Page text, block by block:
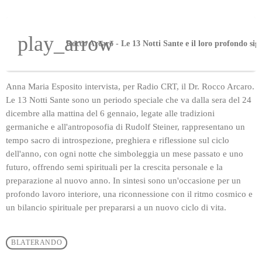
play_arrow
Anna Maria Esposito intervista, per Radio CRT, il Dr. Rocco Arcaro.
Le 13 Notti Sante sono un periodo speciale che va dalla sera del 24
dicembre alla mattina del 6 gennaio, legate alle tradizioni
germaniche e all'antroposofia di Rudolf Steiner, rappresentano un
tempo sacro di introspezione, preghiera e riflessione sul ciclo
dell'anno, con ogni notte che simboleggia un mese passato e uno
futuro, offrendo semi spirituali per la crescita personale e la
preparazione al nuovo anno. In sintesi sono un'occasione per un
profondo lavoro interiore, una riconnessione con il ritmo cosmico e
un bilancio spirituale per prepararsi a un nuovo ciclo di vita.
BLATERANDO